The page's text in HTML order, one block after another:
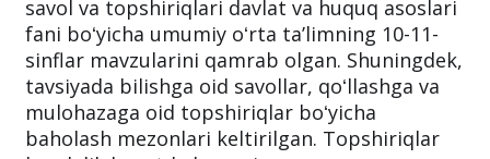
savol va topshiriqlari davlat va huquq asoslari
fani boʻyicha umumiy oʻrta taʼlimning 10-11-
sinflar mavzularini qamrab olgan. Shuningdek,
tavsiyada bilishga oid savollar, qoʻllashga va
mulohazaga oid topshiriqlar boʻyicha
baholash mezonlari keltirilgan. Topshiriqlar